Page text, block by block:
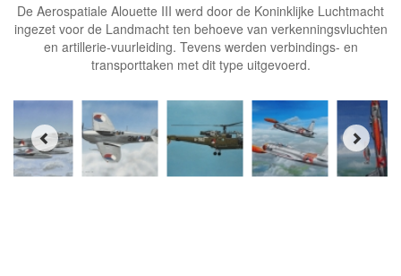
De Aerospatiale Alouette III werd door de Koninklijke Luchtmacht
ingezet voor de Landmacht ten behoeve van verkenningsvluchten
en artillerie-vuurleiding. Tevens werden verbindings- en
transporttaken met dit type uitgevoerd.